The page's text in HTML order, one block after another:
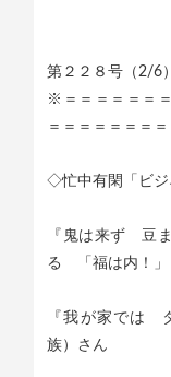
第２２８号（2/6）
※＝＝＝＝＝＝
＝＝＝＝＝＝＝
◇忙中有閑「ビ
『鬼は来ず 豆
る 「福は内！」
『我が家では
族）さん